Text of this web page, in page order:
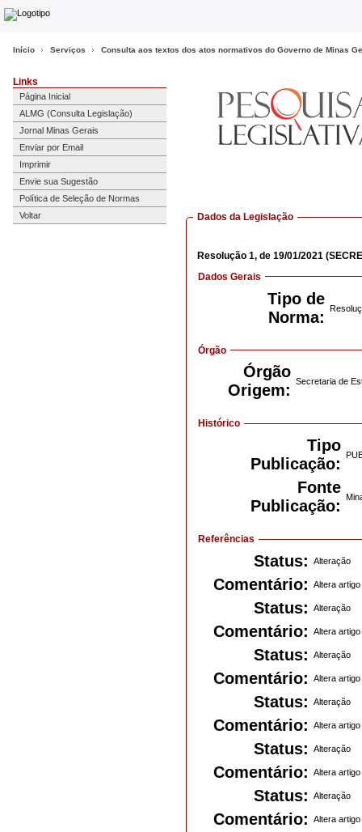
Início Serviços Consulta aos textos dos atos normativos do Governo de Minas
Links
Página Inicial
ALMG (Consulta Legislação)
Jornal Minas Gerais
Enviar por Email
Imprimir
Envie sua Sugestão
Política de Seleção de Normas
Voltar
Dados da Legislação
Resolução 1, de 19/01/2021
Dados Gerais
Tipo de
Norma:
Órgão
Órgão
Origem:
Secretaria de
Histórico
Tipo
Publicação:
Fonte
Publicação:
Referências
Status: Alteração
Comentário: Altera artigo
Status: Alteração
Comentário: Altera artigo
Status: Alteração
Comentário: Altera artigo
Status: Alteração
Comentário: Altera artigo
Status: Alteração
Comentário: Altera artigo
Status: Alteração
Comentário: Altera artigo